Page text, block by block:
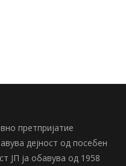
претпријатие
дејност од посебен
ЈП ја обавува од 1958